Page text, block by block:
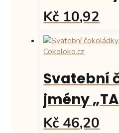
Kč 10,92
Tento
produkt
má
variant.
Možnosti
lze
na
Svatební
jmény
Kč 46,20